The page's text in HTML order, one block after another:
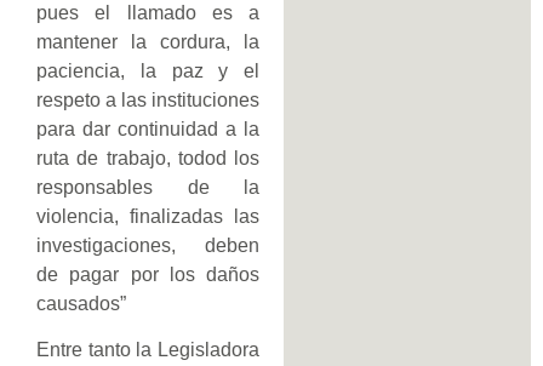
pues el llamado es a
mantener la cordura, la
paciencia, la paz y el
respeto a las instituciones
para dar continuidad a la
ruta de trabajo, todod los
responsables de la
violencia, finalizadas las
investigaciones, deben
de pagar por los daños
causados”
Entre tanto la Legisladora